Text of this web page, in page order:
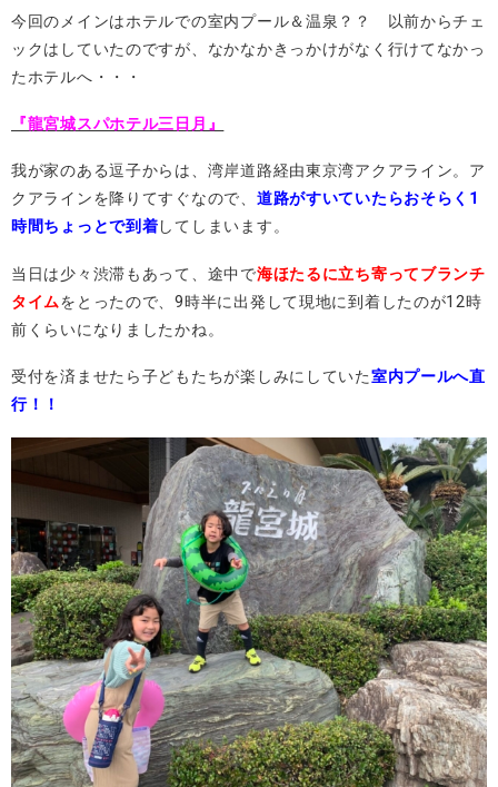
今回のメインはホテルでの室内プール＆温泉？？ 以前からチェ
ックはしていたのですが、なかなかきっかけがなく行けてなかっ
たホテルへ・・・
『龍宮城スパホテル三日月』
我が家のある逗子からは、湾岸道路経由東京湾アクアライン。ア
クアラインを降りてすぐなので、 道路がすいていたらおそらく1
時間ちょっとで到着してしまいます。
当日は少々渋滞もあって、途中で海ほたるに立ち寄ってブランチ
タイムをとったので、9時半に出発して現地に到着したのが12時
前くらいになりましたかね。
受付を済ませたら子どもたちが楽しみにしていた室内プールへ直
行！！